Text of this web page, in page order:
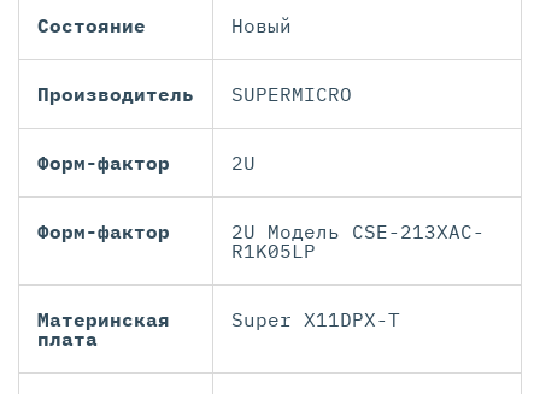
Состояние Новый
Производитель SUPERMICRO
Форм-фактор 2U
Форм-фактор
2U Модель CSE-213XAC-
R1K05LP
Материнская
плата
Super X11DPX-T